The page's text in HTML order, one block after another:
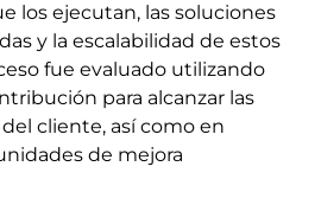
los ejecutan, las soluciones
y la escalabilidad de estos
fue evaluado utilizando
para alcanzar las
cliente, así como en
de mejora